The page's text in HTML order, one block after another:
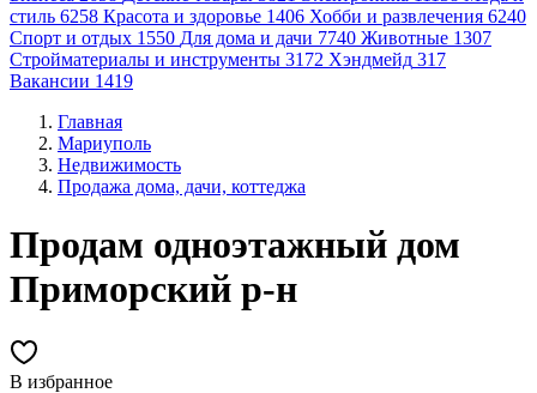
стиль 6258 Красота и здоровье 1406 Хобби и развлечения 6240
Спорт и отдых 1550 Для дома и дачи 7740 Животные 1307
Стройматериалы и инструменты 3172 Хэндмейд 317
Вакансии 1419
Главная
Мариуполь
Недвижимость
Продажа дома, дачи, коттеджа
Продам одноэтажный дом
Приморский р-н
В избранное